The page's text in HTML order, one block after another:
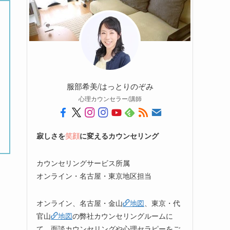
服部希美/はっとりのぞみ
心理カウンセラー/講師
寂しさを笑顔に変えるカウンセリング
カウンセリングサービス所属
オンライン・名古屋・東京地区担当
オンライン、名古屋・金山 地図、東京・代
官山
地図の弊社カウンセリングルームに